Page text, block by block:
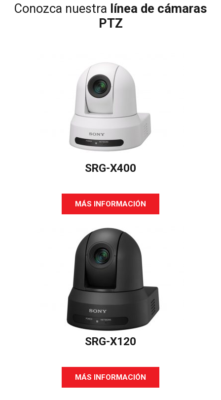
Conozca nuestra línea de cámaras
PTZ
SRG-X400
MÁS INFORMACIÓN
SRG-X120
MÁS INFORMACIÓN